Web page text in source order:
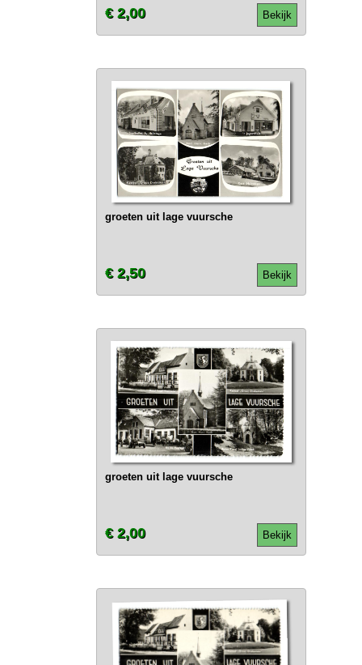
Bekijk
€ 2,00
groeten uit lage vuursche
Bekijk
€ 2,50
groeten uit lage vuursche
Bekijk
€ 2,00